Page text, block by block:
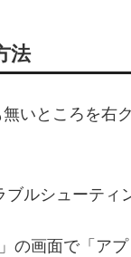
法
いところを右
ルシューティ
の画面で「ア